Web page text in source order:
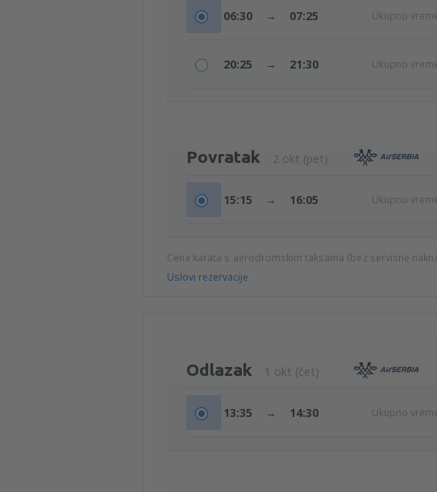
06:30 → 07:25 Ukupno
20:25 → 21:30 Ukupno
Povratak 2 okt (pet)
15:15 → 16:05 Ukupno
Cena karata s aerodromskim taksama (bez servisne
Uslovi rezervacije
Odlazak 1 okt (čet)
13:35 → 14:30 Ukupno